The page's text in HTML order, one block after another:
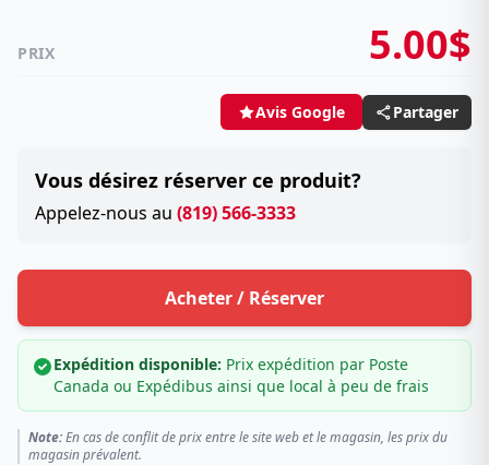
PRIX 5.00$
Avis Google Partager
Vous désirez réserver ce produit?
Appelez-nous au (819) 566-3333
Acheter / Réserver
Expédition disponible: Prix expédition par Poste
Canada ou Expédibus ainsi que local à peu de frais
Note:En cas de conflit de prix entre le site web et le magasin, les prix du
magasin prévalent.